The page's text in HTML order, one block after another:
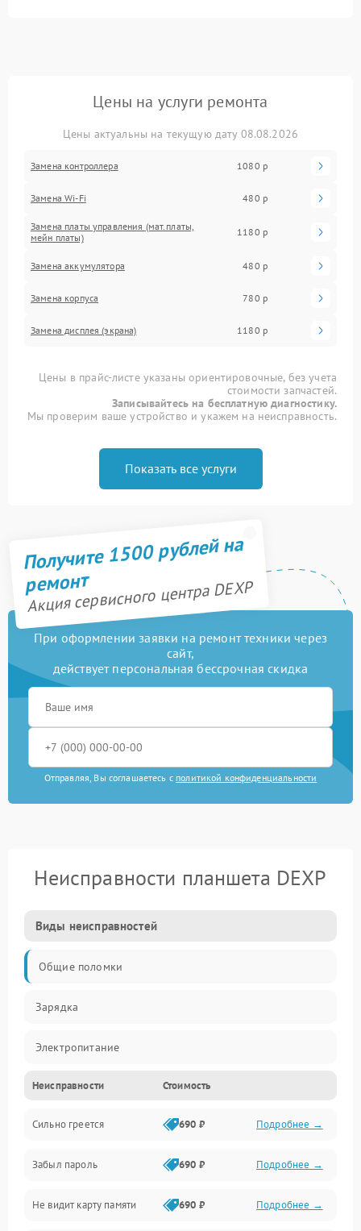
Цены на услуги ремонта
Цены актуальны на текущую дату 08.08.2026
Замена контроллера 1080 р
Замена Wi-Fi 480 р
Замена платы управления (мат.платы,
мейн платы)
1180 р
Замена аккумулятора 480 р
Замена корпуса 780 р
Замена дисплея (экрана) 1180 р
Цены в прайс-листе указаны ориентировочные, без учета
стоимости запчастей.
Записывайтесь на бесплатную диагностику.
Мы проверим ваше устройство и укажем на неисправность.
Показать все услуги
Получите 1500 рублей на
ремонт
Акция сервисного центра DEXP
При оформлении заявки на ремонт техники через
сайт,
действует персональная бессрочная скидка
Отправляя, Вы соглашаетесь с политикой конфиденциальности
Неисправности планшета DEXP
Виды неисправностей
Общие поломки
Зарядка
Электропитание
Экран и изображение
Дисплей
Экран (дисплей)
Связь
Неисправности Стоимость
Сильно греется 690 ₽ Подробнее →
Забыл пароль 690 ₽ Подробнее →
Не видит карту памяти 690 ₽ Подробнее →